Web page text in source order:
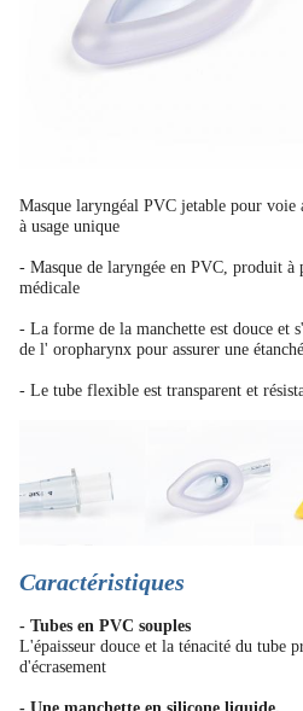
Masque laryngéal PVC jetable pour voie
à usage unique
- Masque de laryngée en PVC, produit
médicale
- La forme de la manchette est douce et
de l' oropharynx pour assurer une
- Le tube flexible est transparent et
Caractéristiques
- Tubes en PVC souples
L'épaisseur douce et la ténacité du tube
d'écrasement